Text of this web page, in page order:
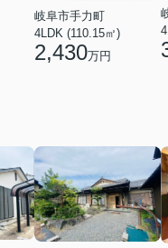
岐阜市手力町
4LDK (110.15㎡)
2,430万円